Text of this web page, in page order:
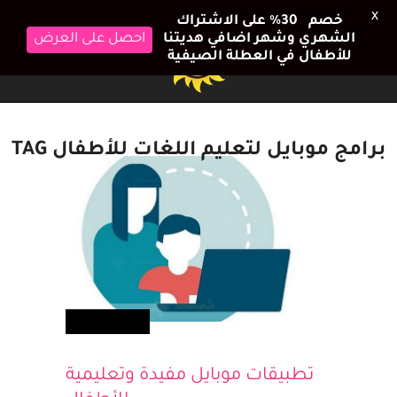
برامج موبايل لتعليم اللغات للأطفال TAG
تطبيقات موبايل مفيدة وتعليمية
خصم 30٪ على الاشتراك
الشهري وشهر اضافي هديتنا
للأطفال في العطلة الصيفية
احصل على العرض
X